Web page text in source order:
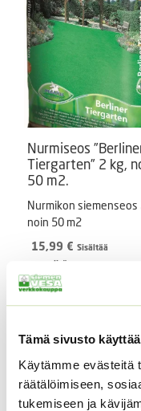
Tämä sivusto
Käytämme evästeitä
räätälöimiseen,
tukemiseen ja
Nurmiseos
Tiergarten” 2 kg,
50 m2.
Nurmikon siemenseos
noin 50 m2
15,99 € Sisältää
arvonlisäveron